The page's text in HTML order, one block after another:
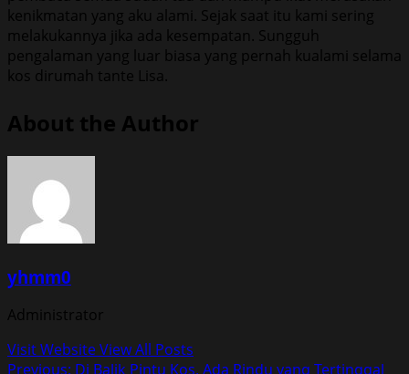
kenikmatan yang aku alami. Sejak saat itu kami sering
melakukannya jika ada kesempatan. Sungguh
pengalaman yang luar biasa yang pernah kualami selama
kos dirumah tante Lisa.
About the Author
yhmm0
Administrator
Visit WebsiteView All Posts
Previous: Di Balik Pintu Kos, Ada Rindu yang Tertinggal